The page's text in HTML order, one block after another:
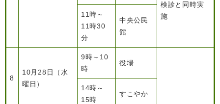
検診と同時実
施
11時～
11時30
分
中央公民
館
8
10月28日（水
曜日）
9時～10
時
役場
14時～
15時
すこやか